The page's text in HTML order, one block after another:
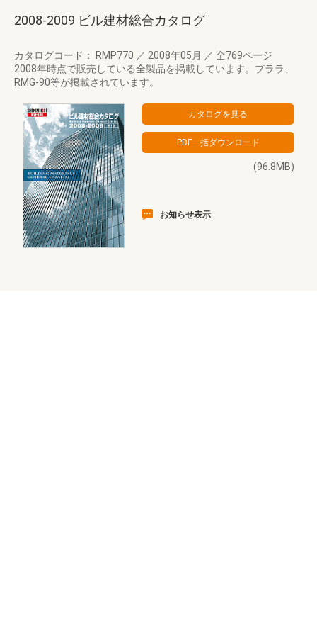
2008-2009 ビル建材総合カタログ
カタログコード： RMP770 ／ 2008年05月 ／ 全769ページ
2008年時点で販売している全製品を掲載しています。プララ、
RMG-90等が掲載されています。
(96.8MB)
お知らせ表示